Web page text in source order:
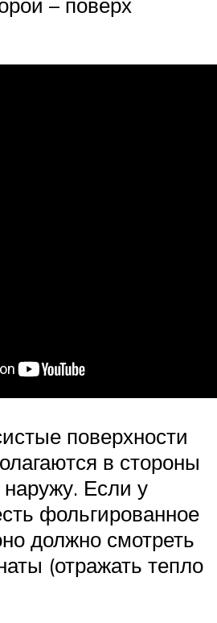
поверхности
в стороны
наружу. Если у
фольгированное
должно смотреть
(отражать тепло